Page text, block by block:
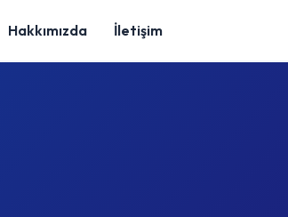
Hakkımızda İletişim